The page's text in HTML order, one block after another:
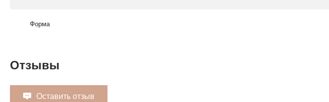
Форма
Отзывы
Оставить отзыв